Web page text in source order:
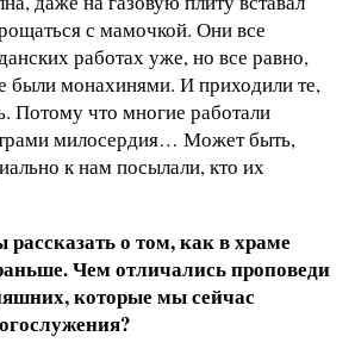
с мамочкой. Они все
работах уже, но все равно,
были монахинями. И приходили те,
Потому что многие работали
милосердия… Может быть,
к нам посылали, кто их
о том, как в храме
Чем отличались проповеди
которые мы сейчас